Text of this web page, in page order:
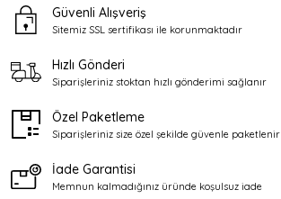
Güvenli Alışveriş
Sitemiz SSL sertifikası ile korunmaktadır
Hızlı Gönderi
Siparişleriniz stoktan hızlı gönderimi sağlanır
Özel Paketleme
Siparişleriniz size özel şekilde güvenle paketlenir
İade Garantisi
Memnun kalmadığınız üründe koşulsuz iade